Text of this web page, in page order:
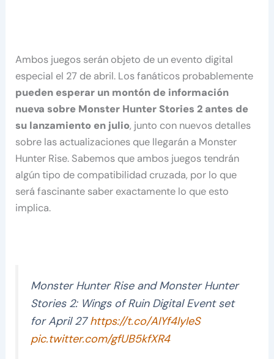
Ambos juegos serán objeto de un evento digital
especial el 27 de abril. Los fanáticos probablemente
pueden esperar un montón de información
nueva sobre Monster Hunter Stories 2 antes de
su lanzamiento en julio, junto con nuevos detalles
sobre las actualizaciones que llegarán a Monster
Hunter Rise. Sabemos que ambos juegos tendrán
algún tipo de compatibilidad cruzada, por lo que
será fascinante saber exactamente lo que esto
implica.
Monster Hunter Rise and Monster Hunter
Stories 2: Wings of Ruin Digital Event set
for April 27https://t.co/AIYf4IyIeS
pic.twitter.com/gfUB5kfXR4